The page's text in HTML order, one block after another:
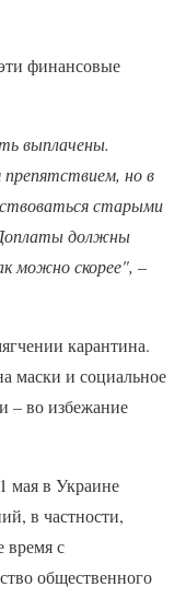
финансовые
выплачены.
препятствием, но в
старыми
Доплаты должны
можно скорее", –
карантина.
маски и социальное
– во избежание
мая в Украине
в частности,
время с
общественного